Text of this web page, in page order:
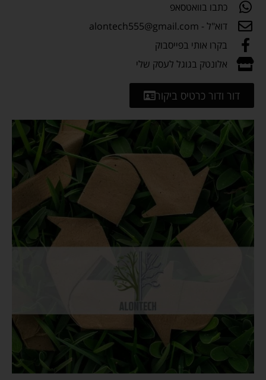
כתבו בוואטסאפ
דוא"ל - alontech555@gmail.com
בקרו אותי בפייסבוק
אלונטק בגוגל לעסק שלי
דור ודור כרטיס ביקור